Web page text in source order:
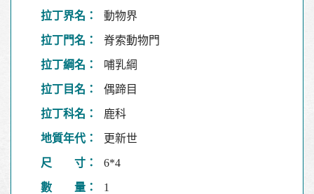
拉丁界名： 動物界
拉丁門名： 脊索動物門
拉丁綱名： 哺乳綱
拉丁目名： 偶蹄目
拉丁科名： 鹿科
地質年代： 更新世
尺 寸： 6*4
數 量： 1